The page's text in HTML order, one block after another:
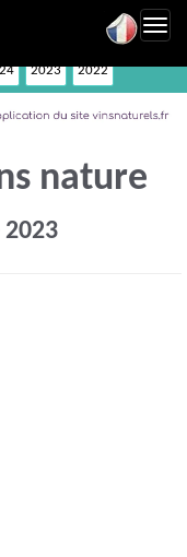
2023 2022
nature